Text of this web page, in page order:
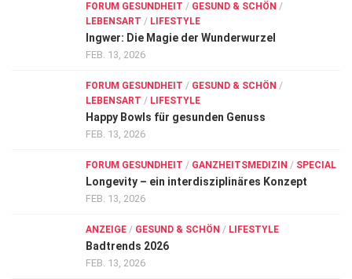
FORUM GESUNDHEIT / GESUND & SCHÖN /
LEBENSART / LIFESTYLE
Ingwer: Die Magie der Wunderwurzel
FEB. 13, 2026
FORUM GESUNDHEIT / GESUND & SCHÖN /
LEBENSART / LIFESTYLE
Happy Bowls für gesunden Genuss
FEB. 13, 2026
FORUM GESUNDHEIT / GANZHEITSMEDIZIN / SPECIAL
Longevity – ein interdisziplinäres Konzept
FEB. 13, 2026
ANZEIGE / GESUND & SCHÖN / LIFESTYLE
Badtrends 2026
FEB. 13, 2026